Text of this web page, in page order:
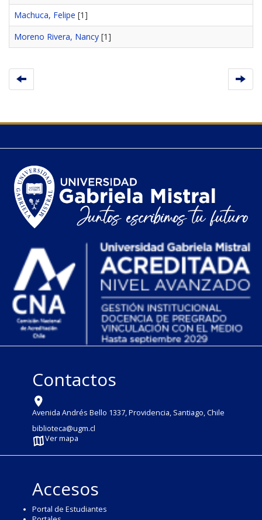
Machuca, Felipe [1]
Moreno Rivera, Nancy [1]
Contactos
Avenida Andrés Bello 1337, Providencia, Santiago, Chile
biblioteca@ugm.cl
Ver mapa
Accesos
Portal de Estudiantes